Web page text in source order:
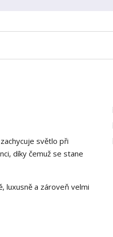
světlo při
díky čemuž se stane
luxusně a zároveň velmi